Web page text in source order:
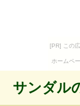
[PR] この
ホームペ
サンダル